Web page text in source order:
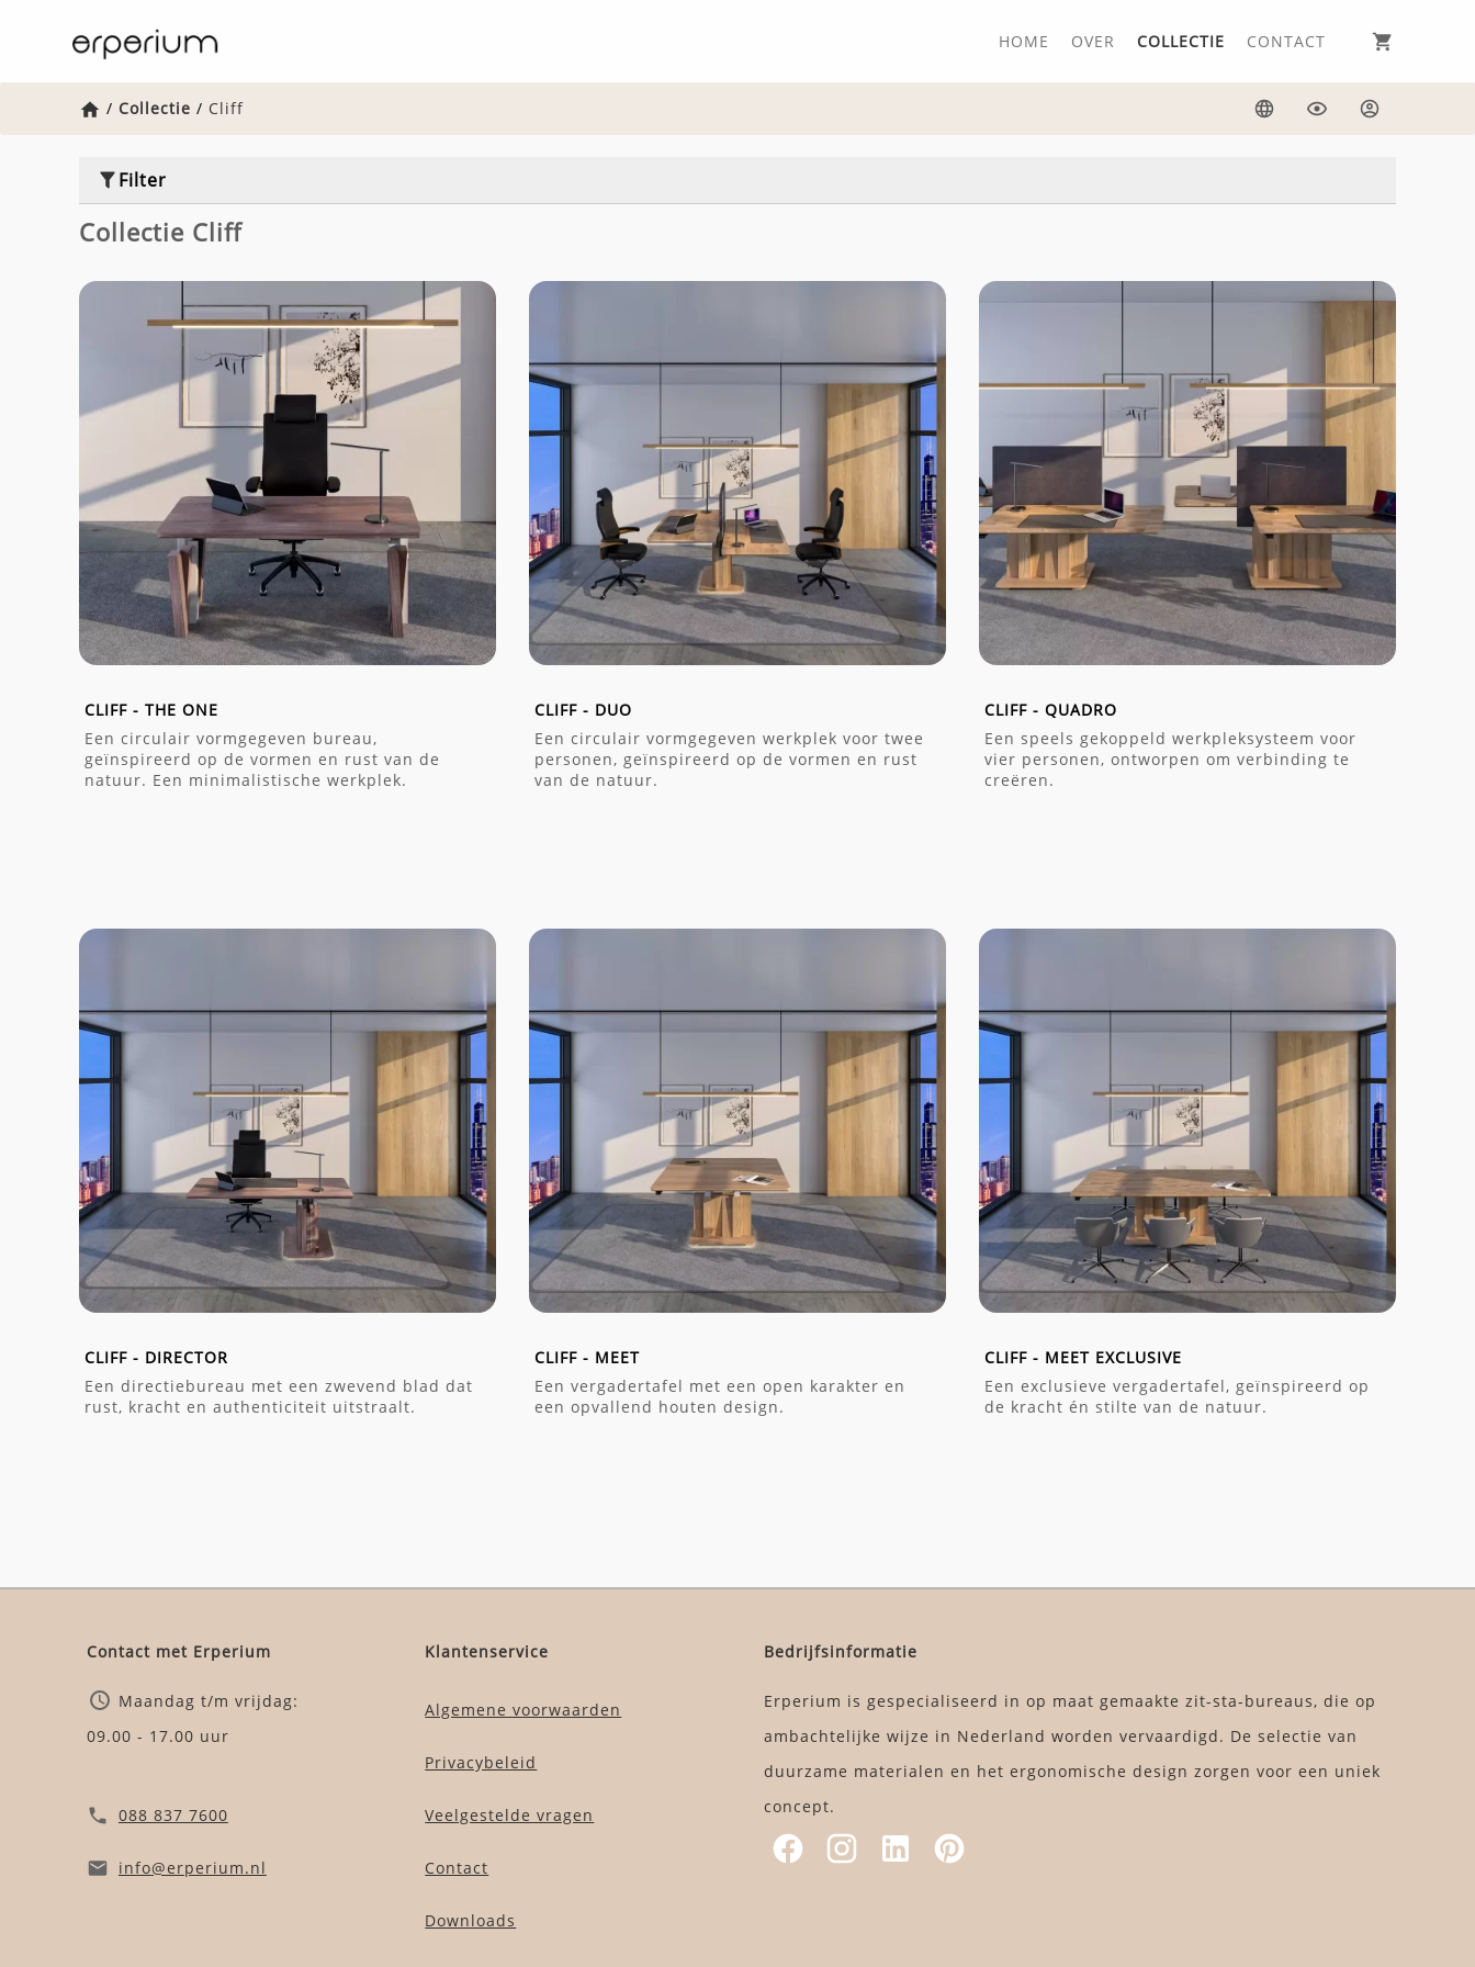
HOME OVER COLLECTIE CONTACT
Home
/ Collectie / Cliff
Filter
Collectie Cliff
CLIFF - THE ONE
Een circulair vormgegeven bureau,
geïnspireerd op de vormen en rust van de
natuur. Een minimalistische werkplek.
CLIFF - DUO
Een circulair vormgegeven werkplek voor twee
personen, geïnspireerd op de vormen en rust
van de natuur.
CLIFF - QUADRO
Een speels gekoppeld werkpleksysteem voor
vier personen, ontworpen om verbinding te
creëren.
CLIFF - DIRECTOR
Een directiebureau met een zwevend blad dat
rust, kracht en authenticiteit uitstraalt.
CLIFF - MEET
Een vergadertafel met een open karakter en
een opvallend houten design.
CLIFF - MEET EXCLUSIVE
Een exclusieve vergadertafel, geïnspireerd op
de kracht én stilte van de natuur.
Contact met Erperium
Maandag t/m vrijdag:
09.00 - 17.00 uur
088 837 7600
info@erperium.nl
Klantenservice
Algemene voorwaarden
Privacybeleid
Veelgestelde vragen
Contact
Downloads
Bedrijfsinformatie
Erperium is gespecialiseerd in op maat gemaakte zit-sta-bureaus, die op
ambachtelijke wijze in Nederland worden vervaardigd. De selectie van
duurzame materialen en het ergonomische design zorgen voor een uniek
concept.